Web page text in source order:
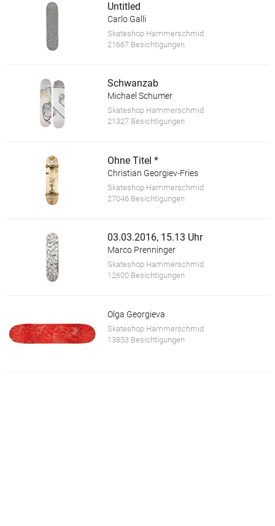
Untitled
Carlo Galli
Skateshop Hammerschmid
21667 Besichtigungen
Schwanzab
Michael Schumer
Skateshop Hammerschmid
21327 Besichtigungen
Ohne Titel *
Christian Georgiev-Fries
Skateshop Hammerschmid
27046 Besichtigungen
03.03.2016, 15.13 Uhr
Marco Prenninger
Skateshop Hammerschmid
12600 Besichtigungen
Olga Georgieva
Skateshop Hammerschmid
13853 Besichtigungen